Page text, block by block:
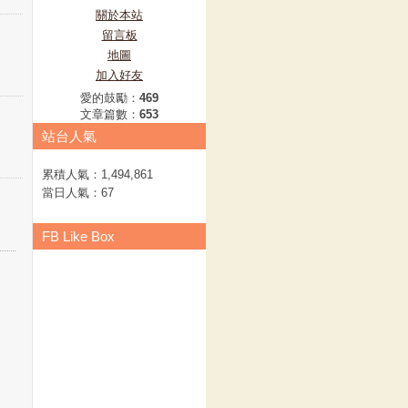
關於本站
留言板
地圖
加入好友
愛的鼓勵： 469
文章篇數： 653
站台人氣
累積人氣： 1,494,861
當日人氣： 67
FB Like Box